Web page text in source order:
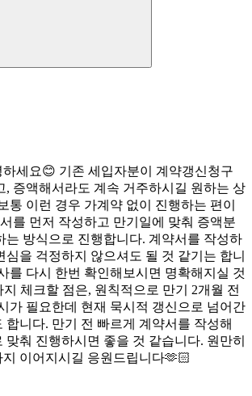
세요😊 기존 세입자분이 계약갱신청구
, 증액해서라도 계속 거주하시길 원하는 상
통 이런 경우 가계약 없이 진행하는 편이
를 먼저 작성하고 만기일에 맞춰 증액분
는 방식으로 진행합니다. 계약서를 작성하
심을 걱정하지 않으셔도 될 것 같기는 합니
를 다시 한번 확인해보시면 명확해지실 것
체크할 점은, 원칙적으로 만기 2개월 전
가 필요한데 현재 묵시적 갱신으로 넘어간
합니다. 만기 전 빠르게 계약서를 작성해
맞춰 진행하시면 좋을 것 같습니다. 원만히
이어지시길 응원드립니다🫶🏻